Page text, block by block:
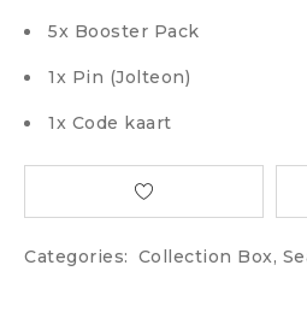
5x Booster Pack
1x Pin (Jolteon)
1x Code kaart
Categories: Collection Box,